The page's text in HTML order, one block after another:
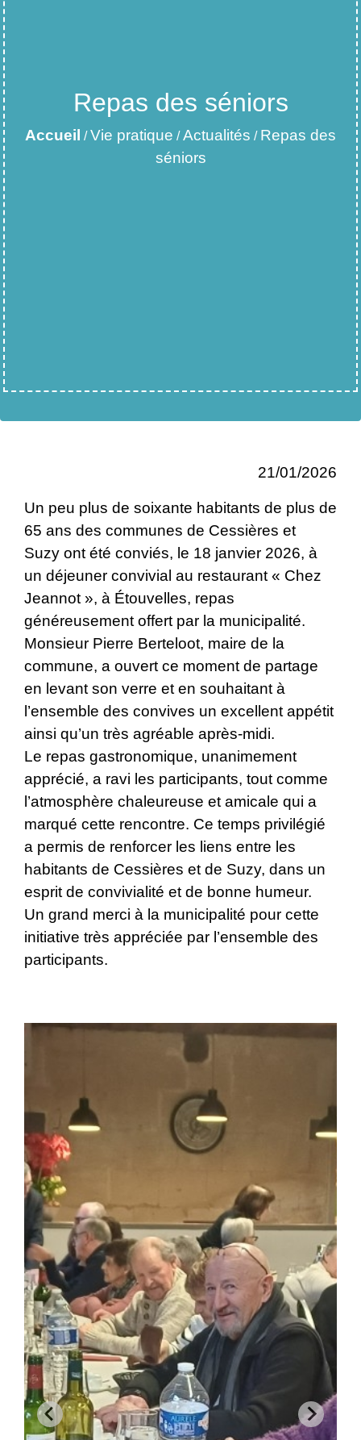
Repas des séniors
Accueil /Vie pratique /Actualités / Repas des
séniors
21/01/2026
Un peu plus de soixante habitants de plus de
65 ans des communes de Cessières et
Suzy ont été conviés, le 18 janvier 2026, à
un déjeuner convivial au restaurant « Chez
Jeannot », à Étouvelles, repas
généreusement offert par la municipalité.
Monsieur Pierre Berteloot, maire de la
commune, a ouvert ce moment de partage
en levant son verre et en souhaitant à
l’ensemble des convives un excellent appétit
ainsi qu’un très agréable après-midi.
Le repas gastronomique, unanimement
apprécié, a ravi les participants, tout comme
l’atmosphère chaleureuse et amicale qui a
marqué cette rencontre. Ce temps privilégié
a permis de renforcer les liens entre les
habitants de Cessières et de Suzy, dans un
esprit de convivialité et de bonne humeur.
Un grand merci à la municipalité pour cette
initiative très appréciée par l’ensemble des
participants.